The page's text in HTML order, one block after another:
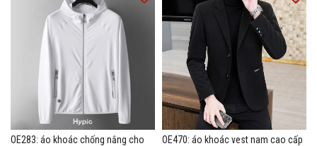
OE283: áo khoác chống nắng cho
OE470: áo khoác vest nam cao cấp